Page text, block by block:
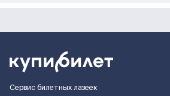
Сервис билетных лазеек